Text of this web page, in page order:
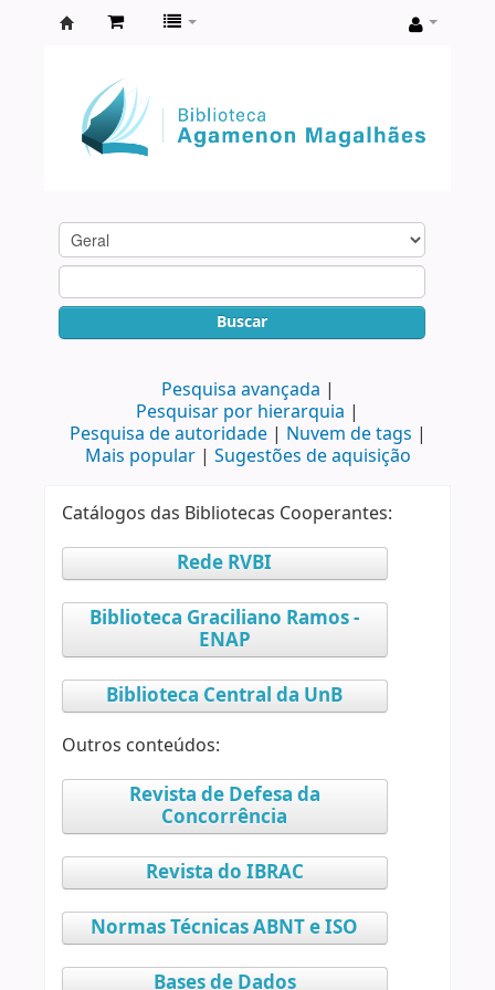
Agamenon
Magalhães
Buscar
Pesquisa avançada
Pesquisar por hierarquia
Pesquisa de autoridade
Nuvem de tags
Mais popular
Sugestões de aquisição
Catálogos das Bibliotecas Cooperantes:
Rede RVBI
Biblioteca Graciliano Ramos -
ENAP
Biblioteca Central da UnB
Outros conteúdos:
Revista de Defesa da
Concorrência
Revista do IBRAC
Normas Técnicas ABNT e ISO
Bases de Dados